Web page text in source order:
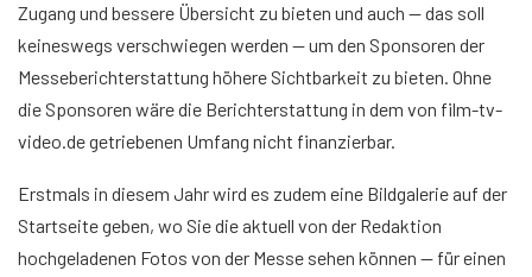
Zugang und bessere Übersicht zu bieten und auch — das soll
keineswegs verschwiegen werden — um den Sponsoren der
Messeberichterstattung höhere Sichtbarkeit zu bieten. Ohne
die Sponsoren wäre die Berichterstattung in dem von film-tv-
video.de getriebenen Umfang nicht finanzierbar.
Erstmals in diesem Jahr wird es zudem eine Bildgalerie auf der
Startseite geben, wo Sie die aktuell von der Redaktion
hochgeladenen Fotos von der Messe sehen können — für einen